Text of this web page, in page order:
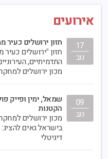
אירועים
17
נוב
חזון ירושלים כעיר
חזון "ירושלים
התדמיתיים,
מכון ירושלים למחקרי
09
נוב
שמאל, ימין ופייק
הקטנות
מכון ירושלים
בישראל גאים
דיגיטלי